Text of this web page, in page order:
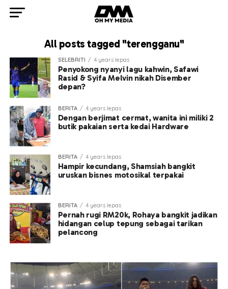
All posts tagged "terengganu"
SELEBRITI 4 years lepas
Penyokong nyanyi lagu kahwin, Safawi
Rasid & Syifa Melvin nikah Disember
depan?
BERITA 4 years lepas
Dengan berjimat cermat, wanita ini miliki 2
butik pakaian serta kedai Hardware
BERITA 4 years lepas
Hampir kecundang, Shamsiah bangkit
uruskan bisnes motosikal terpakai
BERITA 4 years lepas
Pernah rugi RM20k, Rohaya bangkit jadikan
hidangan celup tepung sebagai tarikan
pelancong